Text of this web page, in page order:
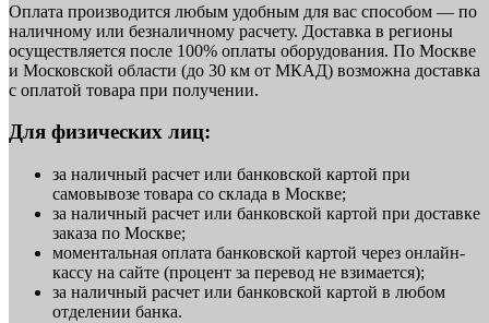
Оплата производится любым удобным для вас способом — по
наличному или безналичному расчету. Доставка в регионы
осуществляется после 100% оплаты оборудования. По Москве
и Московской области (до 30 км от МКАД) возможна доставка
с оплатой товара при получении.
Для физических лиц:
за наличный расчет или банковской картой при
самовывозе товара со склада в Москве;
за наличный расчет или банковской картой при доставке
заказа по Москве;
моментальная оплата банковской картой через онлайн-
кассу на сайте (процент за перевод не взимается);
за наличный расчет или банковской картой в любом
отделении банка.